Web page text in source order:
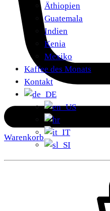
Warenkorb
Äthiopien
Guatemala
Indien
Kenia
Mexiko
Kaffee des Monats
Kontakt